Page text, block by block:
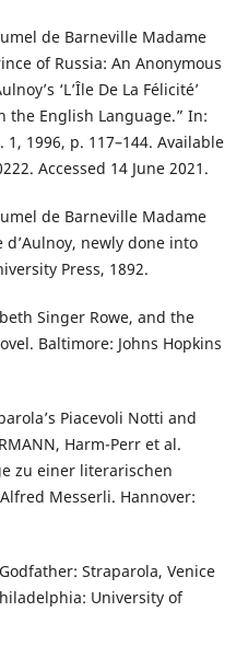
de Barneville Madame
of Russia: An Anonymous
‘L’Île De La Félicité’
the English Language.” In:
1996, p. 117–144. Available
Accessed 14 June 2021.
de Barneville Madame
d’Aulnoy, newly done into
Press, 1892.
Singer Rowe, and the
Baltimore: Johns Hopkins
Piacevoli Notti and
Harm-Perr et al.
zu einer literarischen
Messerli. Hannover:
Straparola, Venice
University of